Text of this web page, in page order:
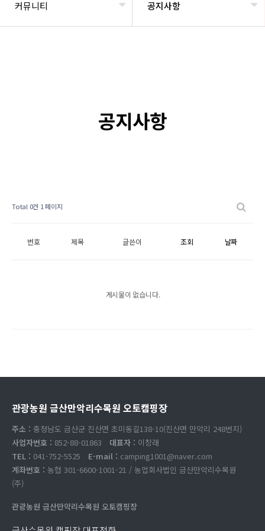
커뮤니티 공지사항
공지사항
Total 0건 1 페이지
번호 제목 글쓴이 조회 날짜
게시물이 없습니다.
관광농원 금산만악리수목원 오토캠핑장
주소 : 충청남도 금산군 진산면 초미동길138-10(진산면 만악리 248번지)
사업자번호 : 852-88-01863 대표자 : 이창래
TEL : 041-752-5525 E-mail : camping1001@naver.com
계좌번호 : 농협 301-6600-1001-21 / 농업회사법인 금산만악리수목원
(주)
관광농원 금산만악리수목원 오토캠핑장